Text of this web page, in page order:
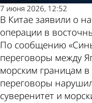
7 июня 2026, 12:52
В Китае заявили о
операции в
По сообщению
переговоры между
морским границам в
переговоры
суверенитет и